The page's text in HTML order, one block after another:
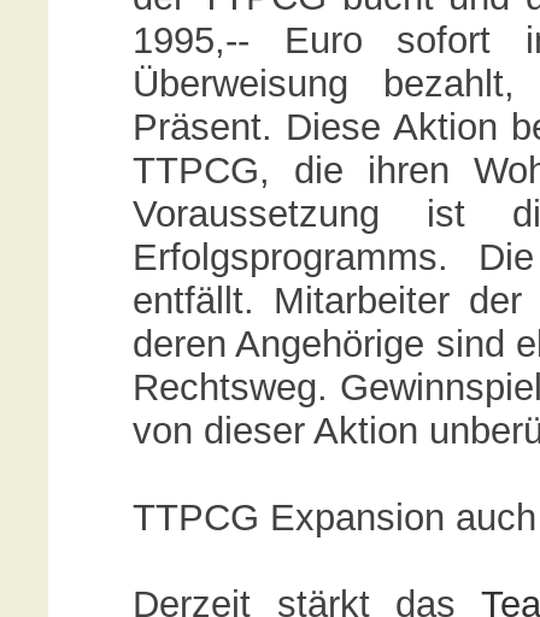
1995,-- Euro sofort
Überweisung
Präsent. Diese Aktion
TTPCG, die ihren
Voraussetzung ist
Erfolgsprogramms.
entfällt. Mitarbeiter
deren Angehörige sind
Rechtsweg.
von dieser Aktion
TTPCG Expansion
Derzeit stärkt das